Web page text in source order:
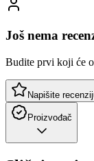
Još nema
Budite prvi koji će
Napišite
Proizvođač